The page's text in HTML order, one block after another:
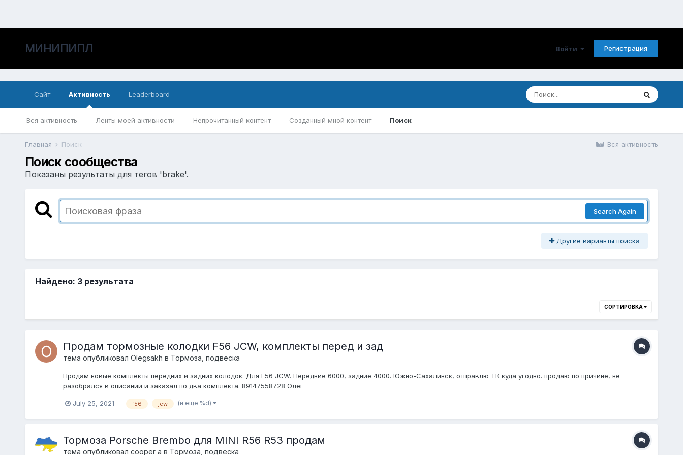
МИНИПИПЛ Войти Регистрация
Сайт Активность
Вся активность Ленты моей активности Непрочитанный контент Созданный мной контент Поиск
Leaderboard
Вся активность
Главная Поиск
Поиск сообщества
Показаны результаты для тегов 'brake'.
Search Again
Другие варианты поиска
Найдено: 3 результата
СОРТИРОВКА
Продам тормозные колодки F56 JCW, комплекты перед и зад
тема опубликовал Olegsakh в Тормоза, подвеска
Продам новые комплекты передних и задних колодок. Для F56 JCW. Передние 6000, задние 4000. Южно-Сахалинск, отправлю ТК куда угодно. продаю по причине, не
разобрался в описании и заказал по два комплекта. 89147558728 Олег
July 25, 2021 f56 jcw (и ещё %d)
Тормоза Porsche Brembo для MINI R56 R53 продам
тема опубликовал cooper a в Тормоза, подвеска